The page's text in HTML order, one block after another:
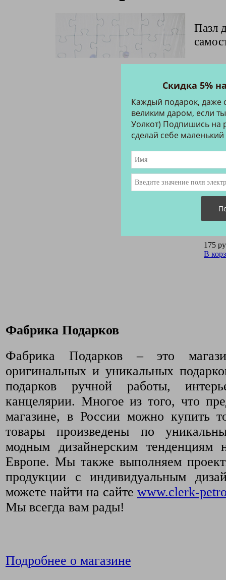
Пазл
48
175
В
Фабрика Подарков
Фабрика Подарков – это
оригинальных и уникальных
подарков ручной работы,
канцелярии. Многое из того, что
магазине, в России можно купить
товары произведены по
модным дизайнерским тенденциям
Европе. Мы также выполняем
продукции с индивидуальным
можете найти на сайте www.clerk-
Мы всегда вам рады!
Подробнее о магазине
Скидка 5%
Каждый подарок, даже
великим даром, если
Уолкот) Подпишись на
сделай себе